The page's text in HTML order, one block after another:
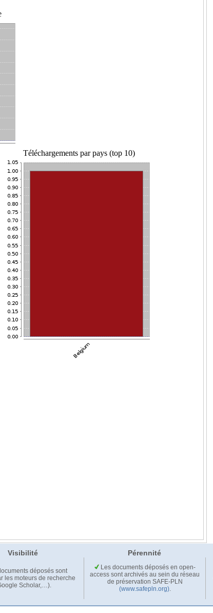
Visibilité Pérennité
déposés sont
les moteurs de recherche
Scholar,…).
Les documents déposés en open-
access sont archivés au sein du réseau
de préservation SAFE-PLN
(www.safepln.org).